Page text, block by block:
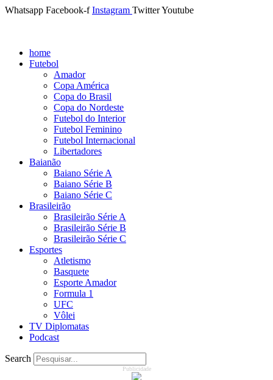
Whatsapp Facebook-f Instagram TwitterYoutube
home
Futebol
Amador
Copa América
Copa do Brasil
Copa do Nordeste
Futebol do Interior
Futebol Feminino
Futebol Internacional
Libertadores
Baianão
Baiano Série A
Baiano Série B
Baiano Série C
Brasileirão
Brasileirão Série A
Brasileirão Série B
Brasileirão Série C
Esportes
Atletismo
Basquete
Esporte Amador
Formula 1
UFC
Vôlei
TV Diplomatas
Podcast
Search
Publicidade